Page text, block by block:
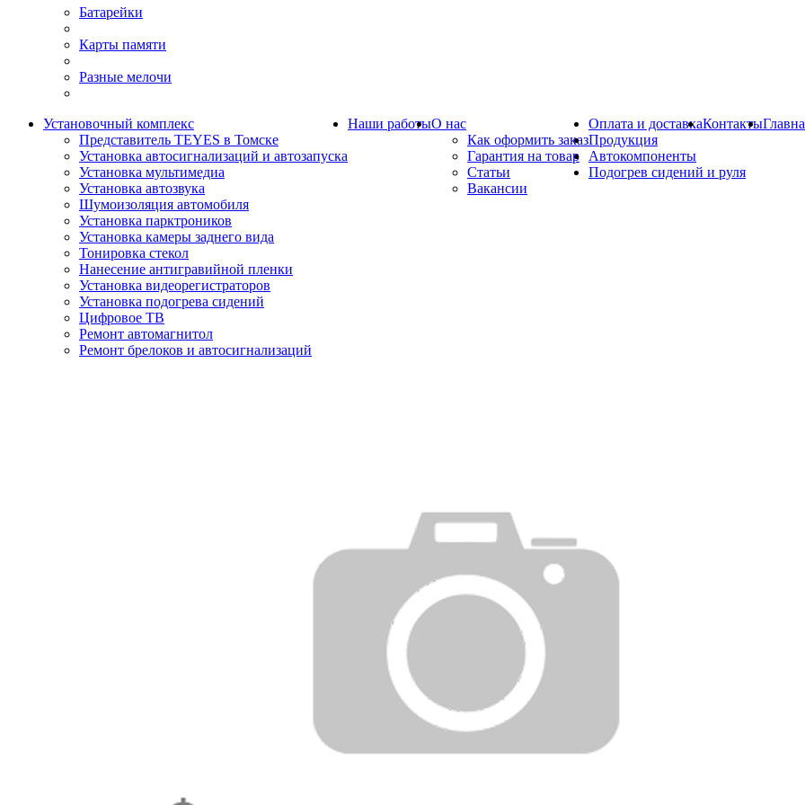
Батарейки
Карты памяти
Разные мелочи
Установочный комплекс
Представитель TEYES в Томске
Установка автосигнализаций и автозапуска
Установка мультимедиа
Установка автозвука
Шумоизоляция автомобиля
Установка парктроников
Установка камеры заднего вида
Тонировка стекол
Нанесение антигравийной пленки
Установка видеорегистраторов
Установка подогрева сидений
Цифровое ТВ
Ремонт автомагнитол
Ремонт брелоков и автосигнализаций
Наши работыО нас
Как оформить заказ
Гарантия на товар
Статьи
Вакансии
Оплата и доставкаКонтакты
Продукция
Автокомпоненты
Подогрев сидений и руля